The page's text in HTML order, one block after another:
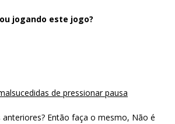
jogando este jogo?
de pressionar pausa
anteriores? Então faça o mesmo, Não é